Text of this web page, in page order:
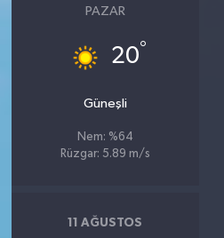
PAZAR
20°
Güneşli
Nem: %64
Rüzgar: 5.89 m/s
11 AĞUSTOS